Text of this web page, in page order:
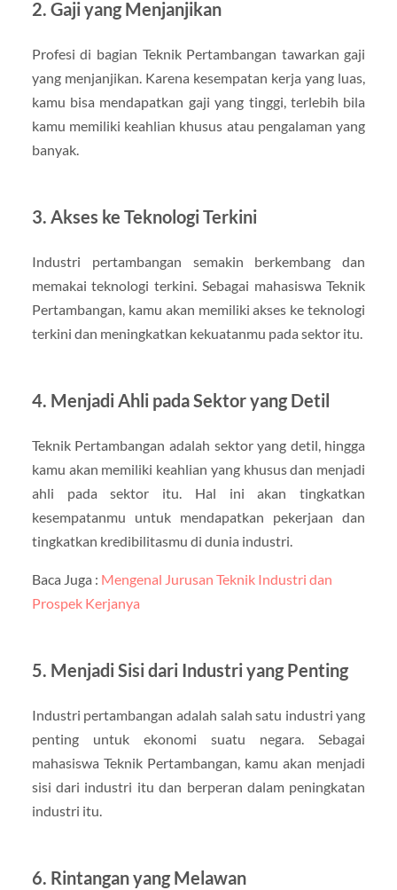
2. Gaji yang Menjanjikan
Profesi di bagian Teknik Pertambangan tawarkan gaji
yang menjanjikan. Karena kesempatan kerja yang luas,
kamu bisa mendapatkan gaji yang tinggi, terlebih bila
kamu memiliki keahlian khusus atau pengalaman yang
banyak.
3. Akses ke Teknologi Terkini
Industri pertambangan semakin berkembang dan
memakai teknologi terkini. Sebagai mahasiswa Teknik
Pertambangan, kamu akan memiliki akses ke teknologi
terkini dan meningkatkan kekuatanmu pada sektor itu.
4. Menjadi Ahli pada Sektor yang Detil
Teknik Pertambangan adalah sektor yang detil, hingga
kamu akan memiliki keahlian yang khusus dan menjadi
ahli pada sektor itu. Hal ini akan tingkatkan
kesempatanmu untuk mendapatkan pekerjaan dan
tingkatkan kredibilitasmu di dunia industri.
Baca Juga : Mengenal Jurusan Teknik Industri dan
Prospek Kerjanya
5. Menjadi Sisi dari Industri yang Penting
Industri pertambangan adalah salah satu industri yang
penting untuk ekonomi suatu negara. Sebagai
mahasiswa Teknik Pertambangan, kamu akan menjadi
sisi dari industri itu dan berperan dalam peningkatan
industri itu.
6. Rintangan yang Melawan